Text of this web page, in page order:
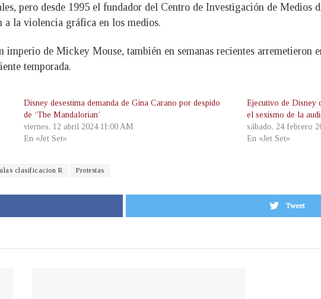
pero desde 1995 el fundador del Centro de Investigación de Medios
a la violencia gráfica en los medios.
imperio de Mickey Mouse, también en semanas recientes arremetieron
temporada.
Disney desestima demanda de Gina Carano por despido
de ‘The Mandalorian’
viernes, 12 abril 2024 11:00 AM
En «Jet Set»
Ejecutivo de Disney
el sexismo de la
sábado, 24 febrero
En «Jet Set»
clasificacion R Protestas
Tweet